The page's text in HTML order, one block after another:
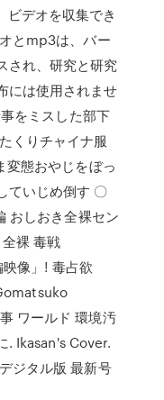
デオを収集でき
とmp3は、バー
され、研究と研究
には使用されませ
をミスした部下
くりチャイナ服
変態おやじをぼっ
ていじめ倒す 〇
おしおき全裸セン
裸 毒戦
像」! 毒占欲
ワールド 環境汚
. Ikasan's Cover.
ジタル版 最新号